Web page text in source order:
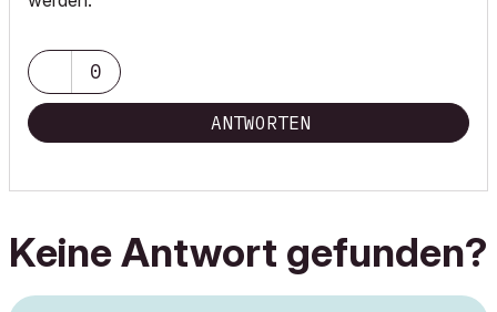
0
ANTWORTEN
Keine Antwort gefunden?